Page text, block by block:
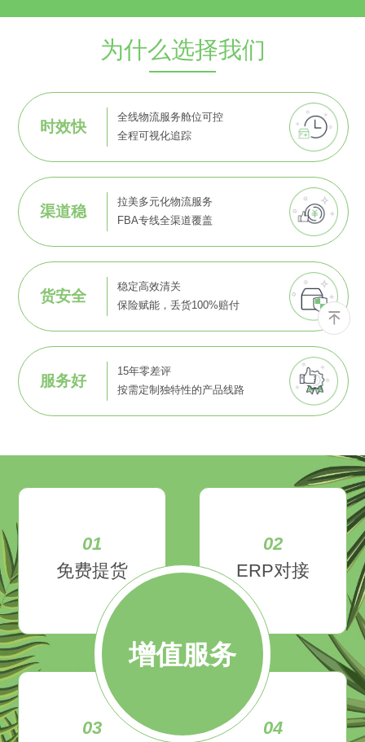
为什么选择我们
时效快
全线物流服务舱位可控
全程可视化追踪
渠道稳
拉美多元化物流服务
FBA专线全渠道覆盖
货安全
稳定高效清关
保险赋能，丢货100%赔付
服务好
15年零差评
按需定制独特性的产品线路
增值服务
01
免费提货
02
ERP对接
03
04